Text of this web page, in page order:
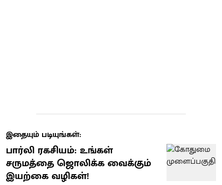
இதையும் படியுங்கள்:
பார்லி ரகசியம்: உங்கள்
சருமத்தை ஜொலிக்க வைக்கும்
இயற்கை வழிகள்!